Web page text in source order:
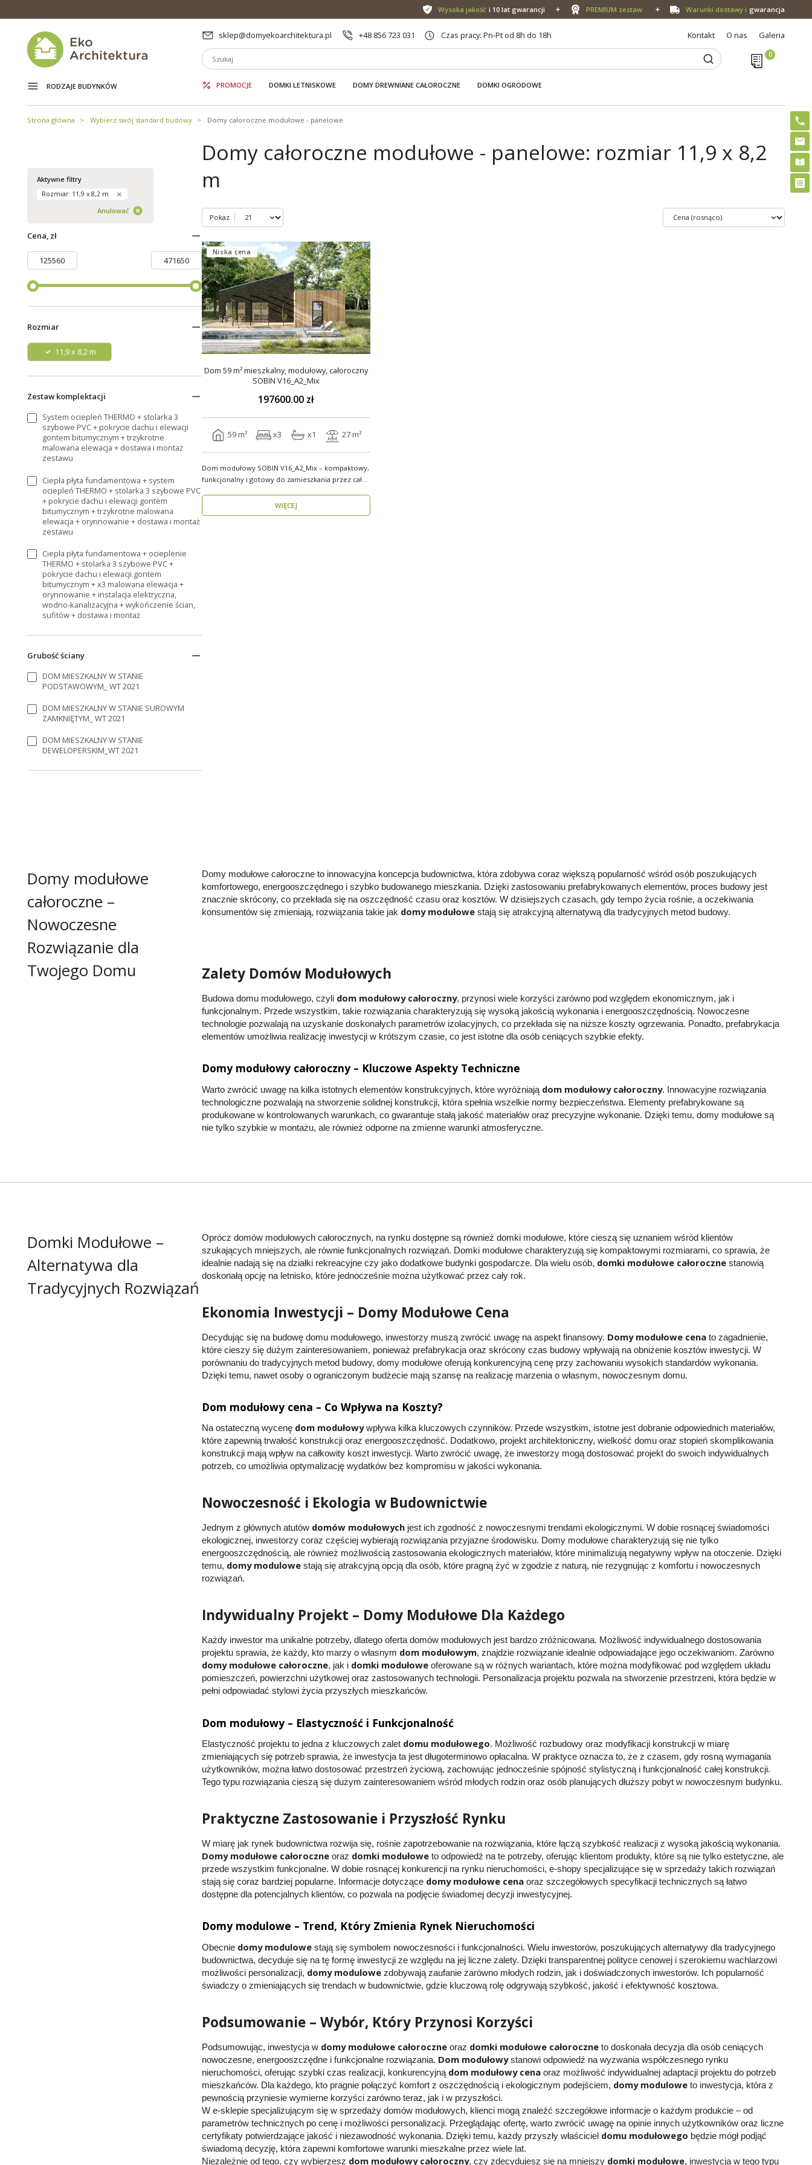
Wysoka jakość i 10 lat gwarancji PREMIUM zestaw Warunki dostawy i gwarancja
sklep@domyekoarchitektura.pl +48 856 723 031 Czas pracy: Pn-Pt od 8h do 18h Kontakt O nas Galeria
RODZAJE BUDYNKÓW PROMOCJE DOMKI LETNISKOWE DOMY DREWNIANE CAŁOROCZNE DOMKI OGRODOWE
Strona główna Wybierz swój standard budowy Domy całoroczne modułowe - panelowe
Aktywne filtry
Rozmiar: 11,9 x 8,2 m
Anulować
Cena, zł
Rozmiar
11,9 x 8,2 m
Zestaw komplektacji
System ociepleń THERMO + stolarka 3
szybowe PVC + pokrycie dachu i elewacji
gontem bitumycznym + trzykrotne
malowana elewacja + dostawa i montaż
zestawu
Ciepła płyta fundamentowa + system
ociepleń THERMO + stolarka 3 szybowe PVC
+ pokrycie dachu i elewacji gontem
bitumycznym + trzykrotne malowana
elewacja + orynnowanie + dostawa i montaż
zestawu
Ciepła płyta fundamentowa + ocieplenie
THERMO + stolarka 3 szybowe PVC +
pokrycie dachu i elewacji gontem
bitumycznym + x3 malowana elewacja +
orynnowanie + instalacja elektryczna,
wodno-kanalizacyjna + wykończenie ścian,
sufitów + dostawa i montaż
Grubość ściany
DOM MIESZKALNY W STANIE
PODSTAWOWYM_ WT 2021
DOM MIESZKALNY W STANIE SUROWYM
ZAMKNIĘTYM_ WT 2021
DOM MIESZKALNY W STANIE
DEWELOPERSKIM_WT 2021
Domy całoroczne modułowe - panelowe: rozmiar 11,9 x 8,2
m
Pokaz
Niska cena
Dom 59 m² mieszkalny, modułowy, całoroczny
SOBIN V16_A2_Mix
197600.00 zł
59 m² x3 x1 27 m²
Dom modułowy SOBIN V16_A2_Mix – kompaktowy,
funkcjonalny i gotowy do zamieszkania przez cały
WIĘCEJ
Domy modułowe
całoroczne –
Nowoczesne
Rozwiązanie dla
Twojego Domu
Domy modułowe całoroczne to innowacyjna koncepcja budownictwa, która zdobywa coraz większą popularność wśród osób poszukujących
komfortowego, energooszczędnego i szybko budowanego mieszkania. Dzięki zastosowaniu prefabrykowanych elementów, proces budowy jest
znacznie skrócony, co przekłada się na oszczędność czasu oraz kosztów. W dzisiejszych czasach, gdy tempo życia rośnie, a oczekiwania
konsumentów się zmieniają, rozwiązania takie jak domy modułowestają się atrakcyjną alternatywą dla tradycyjnych metod budowy.
Zalety Domów Modułowych
Budowa domu modułowego, czyli dom modułowy całoroczny, przynosi wiele korzyści zarówno pod względem ekonomicznym, jak i
funkcjonalnym. Przede wszystkim, takie rozwiązania charakteryzują się wysoką jakością wykonania i energooszczędnością. Nowoczesne
technologie pozwalają na uzyskanie doskonałych parametrów izolacyjnych, co przekłada się na niższe koszty ogrzewania. Ponadto, prefabrykacja
elementów umożliwia realizację inwestycji w krótszym czasie, co jest istotne dla osób ceniących szybkie efekty.
Domy modułowy całoroczny – Kluczowe Aspekty Techniczne
Warto zwrócić uwagę na kilka istotnych elementów konstrukcyjnych, które wyróżniają dom modułowy całoroczny. Innowacyjne rozwiązania
technologiczne pozwalają na stworzenie solidnej konstrukcji, która spełnia wszelkie normy bezpieczeństwa. Elementy prefabrykowane są
produkowane w kontrolowanych warunkach, co gwarantuje stałą jakość materiałów oraz precyzyjne wykonanie. Dzięki temu, domy modułowe są
nie tylko szybkie w montażu, ale również odporne na zmienne warunki atmosferyczne.
Domki Modułowe –
Alternatywa dla
Tradycyjnych Rozwiązań
Oprócz domów modułowych całorocznych, na rynku dostępne są również domki modułowe, które cieszą się uznaniem wśród klientów
szukających mniejszych, ale równie funkcjonalnych rozwiązań. Domki modułowe charakteryzują się kompaktowymi rozmiarami, co sprawia, że
idealnie nadają się na działki rekreacyjne czy jako dodatkowe budynki gospodarcze. Dla wielu osób, domki modułowe całorocznestanowią
doskonałą opcję na letnisko, które jednocześnie można użytkować przez cały rok.
Ekonomia Inwestycji – Domy Modułowe Cena
Decydując się na budowę domu modułowego, inwestorzy muszą zwrócić uwagę na aspekt finansowy. Domy modułowe cenato zagadnienie,
które cieszy się dużym zainteresowaniem, ponieważ prefabrykacja oraz skrócony czas budowy wpływają na obniżenie kosztów inwestycji. W
porównaniu do tradycyjnych metod budowy, domy modułowe oferują konkurencyjną cenę przy zachowaniu wysokich standardów wykonania.
Dzięki temu, nawet osoby o ograniczonym budżecie mają szansę na realizację marzenia o własnym, nowoczesnym domu.
Dom modułowy cena – Co Wpływa na Koszty?
Na ostateczną wycenę dom modułowywpływa kilka kluczowych czynników. Przede wszystkim, istotne jest dobranie odpowiednich materiałów,
które zapewnią trwałość konstrukcji oraz energooszczędność. Dodatkowo, projekt architektoniczny, wielkość domu oraz stopień skomplikowania
konstrukcji mają wpływ na całkowity koszt inwestycji. Warto zwrócić uwagę, że inwestorzy mogą dostosować projekt do swoich indywidualnych
potrzeb, co umożliwia optymalizację wydatków bez kompromisu w jakości wykonania.
Nowoczesność i Ekologia w Budownictwie
Jednym z głównych atutów domów modułowychjest ich zgodność z nowoczesnymi trendami ekologicznymi. W dobie rosnącej świadomości
ekologicznej, inwestorzy coraz częściej wybierają rozwiązania przyjazne środowisku. Domy modułowe charakteryzują się nie tylko
energooszczędnością, ale również możliwością zastosowania ekologicznych materiałów, które minimalizują negatywny wpływ na otoczenie. Dzięki
temu, domy modulowestają się atrakcyjną opcją dla osób, które pragną żyć w zgodzie z naturą, nie rezygnując z komfortu i nowoczesnych
rozwiązań.
Indywidualny Projekt – Domy Modułowe Dla Każdego
Każdy inwestor ma unikalne potrzeby, dlatego oferta domów modułowych jest bardzo zróżnicowana. Możliwość indywidualnego dostosowania
projektu sprawia, że każdy, kto marzy o własnym dom modułowym, znajdzie rozwiązanie idealnie odpowiadające jego oczekiwaniom. Zarówno
domy modułowe całoroczne, jak i domki modułoweoferowane są w różnych wariantach, które można modyfikować pod względem układu
pomieszczeń, powierzchni użytkowej oraz zastosowanych technologii. Personalizacja projektu pozwala na stworzenie przestrzeni, która będzie w
pełni odpowiadać stylowi życia przyszłych mieszkańców.
Dom modułowy – Elastyczność i Funkcjonalność
Elastyczność projektu to jedna z kluczowych zalet domu modułowego. Możliwość rozbudowy oraz modyfikacji konstrukcji w miarę
zmieniających się potrzeb sprawia, że inwestycja ta jest długoterminowo opłacalna. W praktyce oznacza to, że z czasem, gdy rosną wymagania
użytkowników, można łatwo dostosować przestrzeń życiową, zachowując jednocześnie spójność stylistyczną i funkcjonalność całej konstrukcji.
Tego typu rozwiązania cieszą się dużym zainteresowaniem wśród młodych rodzin oraz osób planujących dłuższy pobyt w nowoczesnym budynku.
Praktyczne Zastosowanie i Przyszłość Rynku
W miarę jak rynek budownictwa rozwija się, rośnie zapotrzebowanie na rozwiązania, które łączą szybkość realizacji z wysoką jakością wykonania.
Domy modułowe całoroczneoraz domki modułoweto odpowiedź na te potrzeby, oferując klientom produkty, które są nie tylko estetyczne, ale
przede wszystkim funkcjonalne. W dobie rosnącej konkurencji na rynku nieruchomości, e-shopy specjalizujące się w sprzedaży takich rozwiązań
stają się coraz bardziej popularne. Informacje dotyczące domy modułowe cenaoraz szczegółowych specyfikacji technicznych są łatwo
dostępne dla potencjalnych klientów, co pozwala na podjęcie świadomej decyzji inwestycyjnej.
Domy modulowe – Trend, Który Zmienia Rynek Nieruchomości
Obecnie domy modulowestają się symbolem nowoczesności i funkcjonalności. Wielu inwestorów, poszukujących alternatywy dla tradycyjnego
budownictwa, decyduje się na tę formę inwestycji ze względu na jej liczne zalety. Dzięki transparentnej polityce cenowej i szerokiemu wachlarzowi
możliwości personalizacji, domy modulowezdobywają zaufanie zarówno młodych rodzin, jak i doświadczonych inwestorów. Ich popularność
świadczy o zmieniających się trendach w budownictwie, gdzie kluczową rolę odgrywają szybkość, jakość i efektywność kosztowa.
Podsumowanie – Wybór, Który Przynosi Korzyści
Podsumowując, inwestycja w domy modułowe całoroczneoraz domki modułowe całoroczneto doskonała decyzja dla osób ceniących
nowoczesne, energooszczędne i funkcjonalne rozwiązania. Dom modułowystanowi odpowiedź na wyzwania współczesnego rynku
nieruchomości, oferując szybki czas realizacji, konkurencyjną dom modułowy cenaoraz możliwość indywidualnej adaptacji projektu do potrzeb
mieszkańców. Dla każdego, kto pragnie połączyć komfort z oszczędnością i ekologicznym podejściem, domy moduloweto inwestycja, która z
pewnością przyniesie wymierne korzyści zarówno teraz, jak i w przyszłości.
W e-sklepie specjalizującym się w sprzedaży domów modułowych, klienci mogą znaleźć szczegółowe informacje o każdym produkcie – od
parametrów technicznych po cenę i możliwości personalizacji. Przeglądając ofertę, warto zwrócić uwagę na opinie innych użytkowników oraz liczne
certyfikaty potwierdzające jakość i niezawodność wykonania. Dzięki temu, każdy przyszły właściciel domu modułowego będzie mógł podjąć
świadomą decyzję, która zapewni komfortowe warunki mieszkalne przez wiele lat.
Niezależnie od tego, czy wybierzesz dom modułowy całoroczny, czy zdecydujesz się na mniejszy domki modułowe, inwestycja w tego typu